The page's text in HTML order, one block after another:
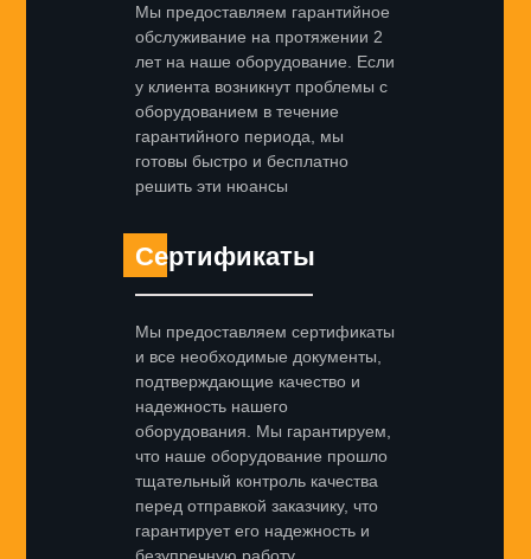
Мы предоставляем гарантийное
обслуживание на протяжении 2
лет на наше оборудование. Если
у клиента возникнут проблемы с
оборудованием в течение
гарантийного периода, мы
готовы быстро и бесплатно
решить эти нюансы
Мы предоставляем сертификаты
и все необходимые документы,
подтверждающие качество и
надежность нашего
оборудования. Мы гарантируем,
что наше оборудование прошло
тщательный контроль качества
перед отправкой заказчику, что
гарантирует его надежность и
Сертификаты